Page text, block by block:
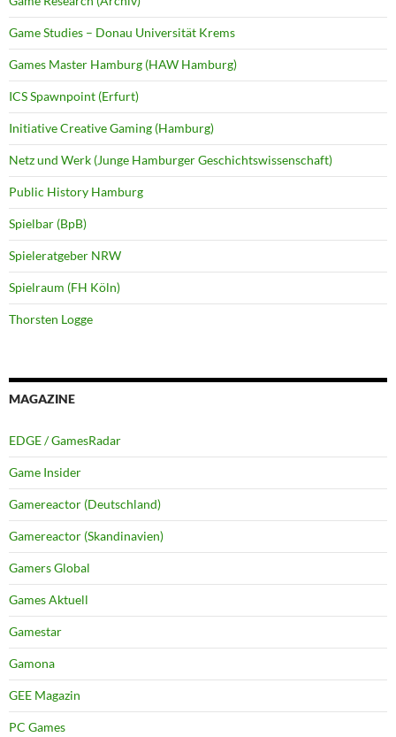
Game Studies – Donau Universität Krems
Games Master Hamburg (HAW Hamburg)
ICS Spawnpoint (Erfurt)
Initiative Creative Gaming (Hamburg)
Netz und Werk (Junge Hamburger Geschichtswissenschaft)
Public History Hamburg
Spielbar (BpB)
Spieleratgeber NRW
Spielraum (FH Köln)
Thorsten Logge
MAGAZINE
EDGE / GamesRadar
Game Insider
Gamereactor (Deutschland)
Gamereactor (Skandinavien)
Gamers Global
Games Aktuell
Gamestar
Gamona
GEE Magazin
PC Games